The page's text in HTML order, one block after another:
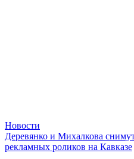
Новости
Деревянко и Михалкова
рекламных роликов на Кавказе